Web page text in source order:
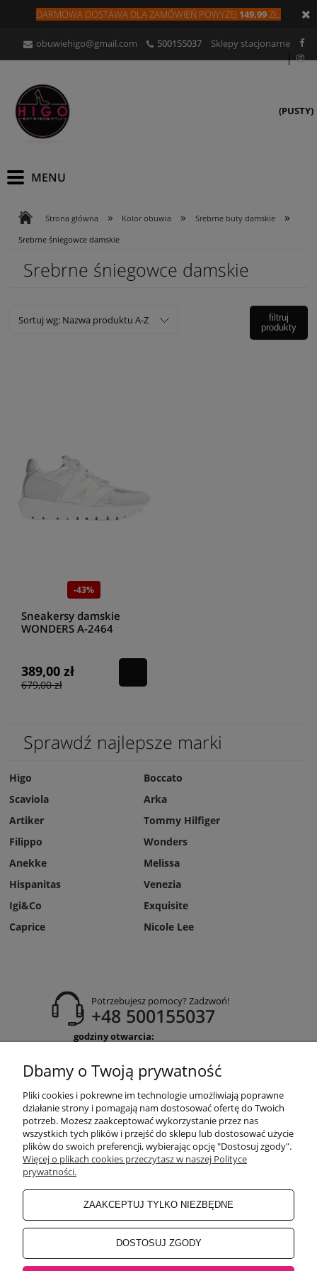
DARMOWA DOSTAWA DLAZAMÓWIEŃ POWYŻEJ 149,99ZŁ.
obuwiehigo@gmail.com 500155037 Sklepy stacjonarne
(PUSTY)
Strona główna » Kolor obuwia » Srebrne buty damskie »
Srebrne śniegowce damskie
Srebrne śniegowce damskie
Sortuj wg: Nazwa produktu A-Z
filtruj
produkty
-43%
Sneakersy damskie
WONDERS A-2464
PLATA
389,00 zł
679,00 zł
Sprawdź najlepsze marki
Higo
Scaviola
Artiker
Filippo
Boccato
Arka
Tommy Hilfiger
Wonders
Anekke
Hispanitas
Igi&Co
Caprice
Melissa
Venezia
Exquisite
Nicole Lee
Potrzebujesz pomocy? Zadzwoń!
+48 500155037
godziny otwarcia:
obuwiehigo@gmail.com
WARUNKI ZAKUPÓW
MOJE KONTO
BEZPIECZNE PŁATNOŚCI
Dbamy o Twoją prywatność
Pliki cookies i pokrewne im technologie umożliwiają poprawne
działanie strony i pomagają nam dostosować ofertę do Twoich
potrzeb. Możesz zaakceptować wykorzystanie przez nas
wszystkich tych plików i przejść do sklepu lub dostosować użycie
plików do swoich preferencji, wybierając opcję "Dostosuj zgody".
Więcej o plikach cookies przeczytasz w naszej Polityce
prywatności.
ZAAKCEPTUJ TYLKO NIEZBĘDNE
DOSTOSUJ ZGODY